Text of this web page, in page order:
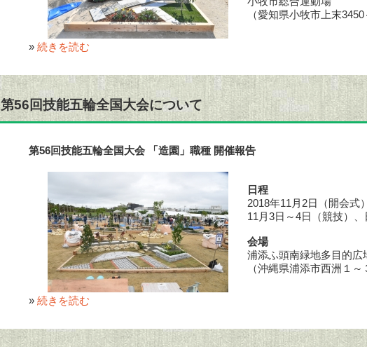
（愛知県小牧市上末3450
» 続きを読む
第56回技能五輪全国大会について
第56回技能五輪全国大会 「造園」職種 開催報告
日程
2018年11月2日（開会式
11月3日～4日（競技）
会場
浦添ふ頭南緑地多目的広
（沖縄県浦添市西洲１～
» 続きを読む